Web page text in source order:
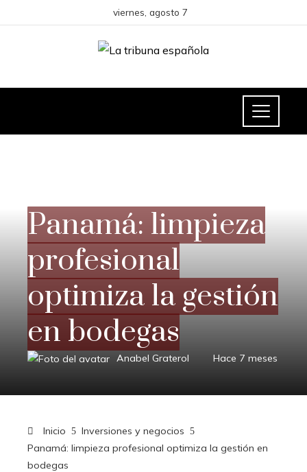
viernes, agosto 7
Panamá: limpieza
profesional
optimiza la gestión
en bodegas
Anabel Graterol Hace 7 meses
Inicio
Inversiones y negocios
Panamá: limpieza profesional optimiza la gestión en
bodegas